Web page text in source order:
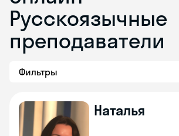
Русскоязычные
преподаватели
Фильтры
Наталья